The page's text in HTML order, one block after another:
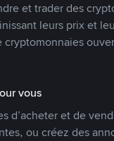
et trader des
leurs prix et
cryptomonnaies
vous
d’acheter et de
ou créez des